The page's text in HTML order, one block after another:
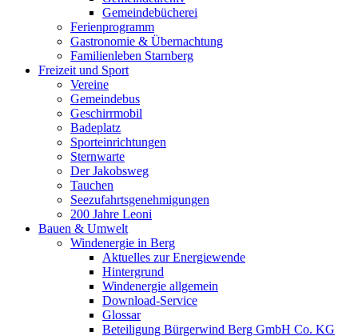
Gemeindebücherei
Ferienprogramm
Gastronomie & Übernachtung
Familienleben Starnberg
Freizeit und Sport
Vereine
Gemeindebus
Geschirrmobil
Badeplatz
Sporteinrichtungen
Sternwarte
Der Jakobsweg
Tauchen
Seezufahrtsgenehmigungen
200 Jahre Leoni
Bauen & Umwelt
Windenergie in Berg
Aktuelles zur Energiewende
Hintergrund
Windenergie allgemein
Download-Service
Glossar
Beteiligung Bürgerwind Berg GmbH Co. KG